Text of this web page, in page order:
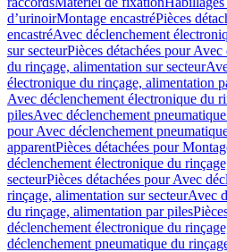
dʼurinoirMontage encastréPièces
encastréAvec déclenchement
sur secteurPièces détachées pour
du rinçage, alimentation sur secteur
électronique du rinçage, alimentation
Avec déclenchement électronique du
pilesAvec déclenchement
pour Avec déclenchement
apparentPièces détachées pour
déclenchement électronique du
secteurPièces détachées pour Avec
rinçage, alimentation sur secteurAvec
du rinçage, alimentation par piles
déclenchement électronique du
déclenchement pneumatique du